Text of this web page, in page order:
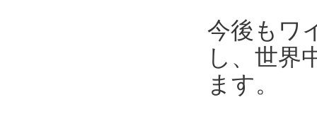
今後もワ
し、世界
ます。